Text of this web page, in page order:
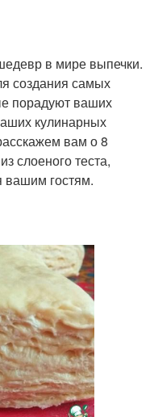
в мире выпечки.
создания самых
порадуют ваших
кулинарных
вам о 8
слоеного теста,
вашим гостям.